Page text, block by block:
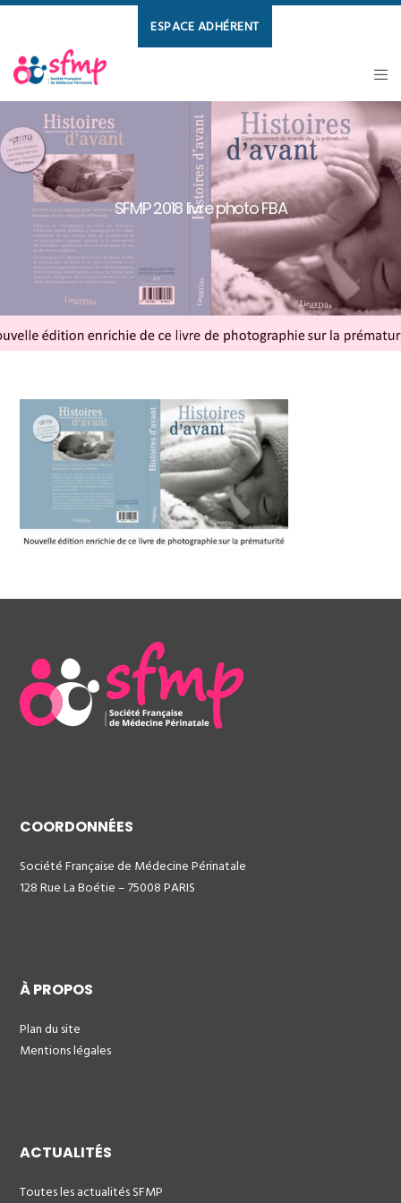
ESPACE ADHÉRENT
SFMP 2018 livre photo FBA
COORDONNÉES
Société Française de Médecine Périnatale
128 Rue La Boétie – 75008 PARIS
À PROPOS
Plan du site
Mentions légales
ACTUALITÉS
Toutes les actualités SFMP